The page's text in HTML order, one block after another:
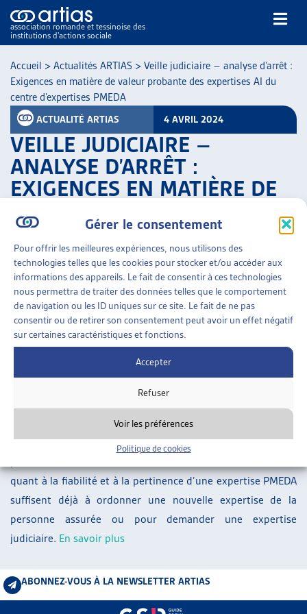
Gérer le consentement
Pour offrir les meilleures expériences, nous utilisons des
technologies telles que les cookies pour stocker et/ou accéder aux
informations des appareils. Le fait de consentir à ces technologies
nous permettra de traiter des données telles que le comportement
de navigation ou les ID uniques sur ce site. Le fait de ne pas
consentir ou de retirer son consentement peut avoir un effet négatif
sur certaines caractéristiques et fonctions.
Accepter
Refuser
Voir les préférences
Politique de cookies
association romande et tessinoise des
institutions d’actions sociale
NOS PUBLICATIONS
ARTICLES
VEILLE
RESSOURCES
THÉMATIQUES
GUIDE SOCIAL ROMAND
AUTRES
ARTIAS
L’ASSOCIATION
Accueil > Actualités ARTIAS > Veille judiciaire – analyse d’arrêt :
Exigences en matière de valeur probante des expertises AI du
centre d’expertises PMEDA
ACTUALITÉ ARTIAS 4 AVRIL 2024
VEILLE JUDICIAIRE –
ANALYSE D’ARRÊT :
EXIGENCES EN MATIÈRE DE
VALEUR PROBANTE DES
EXPERTISES AI DU CENTRE
D’EXPERTISES PMEDA
À la suite de la suspension de l’attribution des mandats
exigences strictes concernant l’appréciation de la valeur
probante des expertises PMEDA déjà ordonnées dans les
quant à la fiabilité et à la pertinence d’une expertise PMEDA
suffisent déjà à ordonner une nouvelle expertise de la
personne assurée ou pour demander une expertise
judiciaire. En savoir plus
PARTAGER
ABONNEZ-VOUS À LA NEWSLETTER ARTIAS